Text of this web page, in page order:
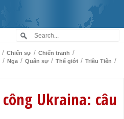
/ Chiến sự / Chiến tranh /
/ Nga / Quân sự / Thế giới / Triều Tiên /
Ukraina: câu